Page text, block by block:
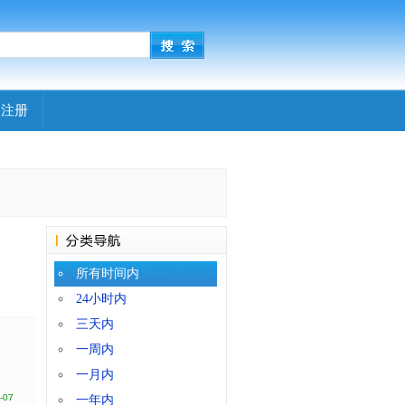
注册
07
所有时间内
24小时内
三天内
一周内
一月内
一年内